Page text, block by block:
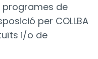
programes de
per COLLBA
i/o de